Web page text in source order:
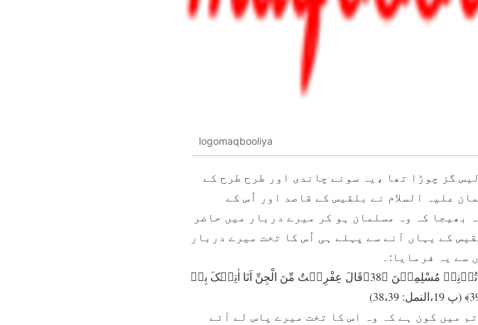
logomaqbooliya
گز چوڑا تھا ،یہ سونے چاندی اور طرح طرح کے
علیہ السلام نے بلقیس کے قاصد اور اُس کے
بھیجا کہ وہ مسلمان ہو کر میرے دربار میں حاضر
کے یہاں آنے سے پہلے ہی اُس کا تخت میرے دربار
سے یہ فرمایا:۔
قَالَ یٰۤاَیُّہَا الۡمَلَؤُا اَیُّکُمْ یَاۡتِیۡنِیۡ بِعَرْشِہَا قَبْلَ اَنۡ یَّاۡتُوۡنِیۡ مُسْلِمِیۡنَ ﴿38﴾قَالَ عِفْرِیۡتٌ مِّنَ الْجِنِّ اَنَا اٰتِیۡکَ بِہٖ
میں کون ہے کہ وہ اس کا تخت میرے پاس لے آئے